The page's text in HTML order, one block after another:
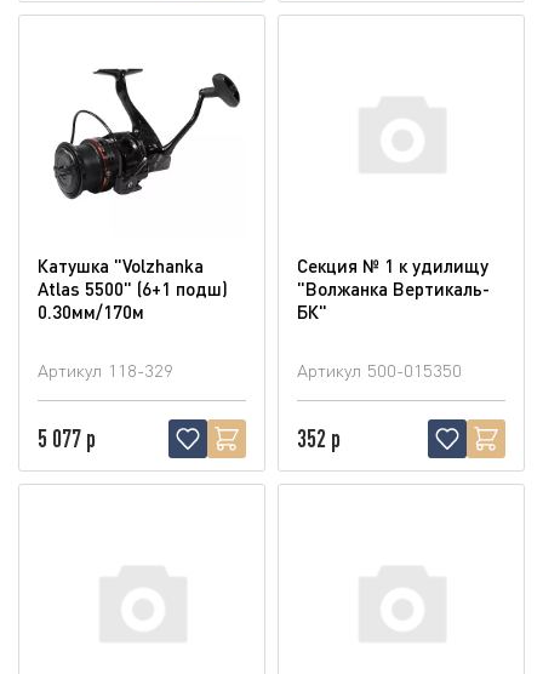
Катушка "Volzhanka
Atlas 5500" (6+1 подш)
0.30мм/170м
Артикул 118-329
5 077 р
Секция № 1 к удилищу
"Волжанка Вертикаль-
БК"
Артикул 500-015350
352 р